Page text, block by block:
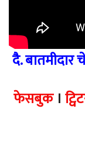
दै.
फेसबुक।